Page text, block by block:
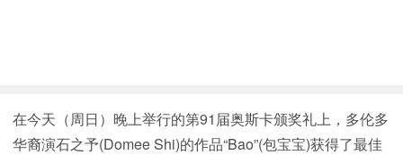
在今天（周日）晚上举行的第91届奥斯卡颁奖礼上，多伦多
华裔演石之予(Domee Shi)的作品“Bao”(包宝宝)获得了最佳